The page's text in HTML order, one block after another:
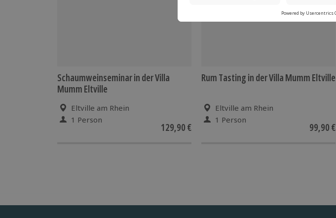
Schaumweinseminar in der Villa
Mumm Eltville
Eltville am Rhein
1 Person
129,90 €
Rum Tasting in der Villa Mumm Eltville
Eltville am Rhein
1 Person
99,90 €